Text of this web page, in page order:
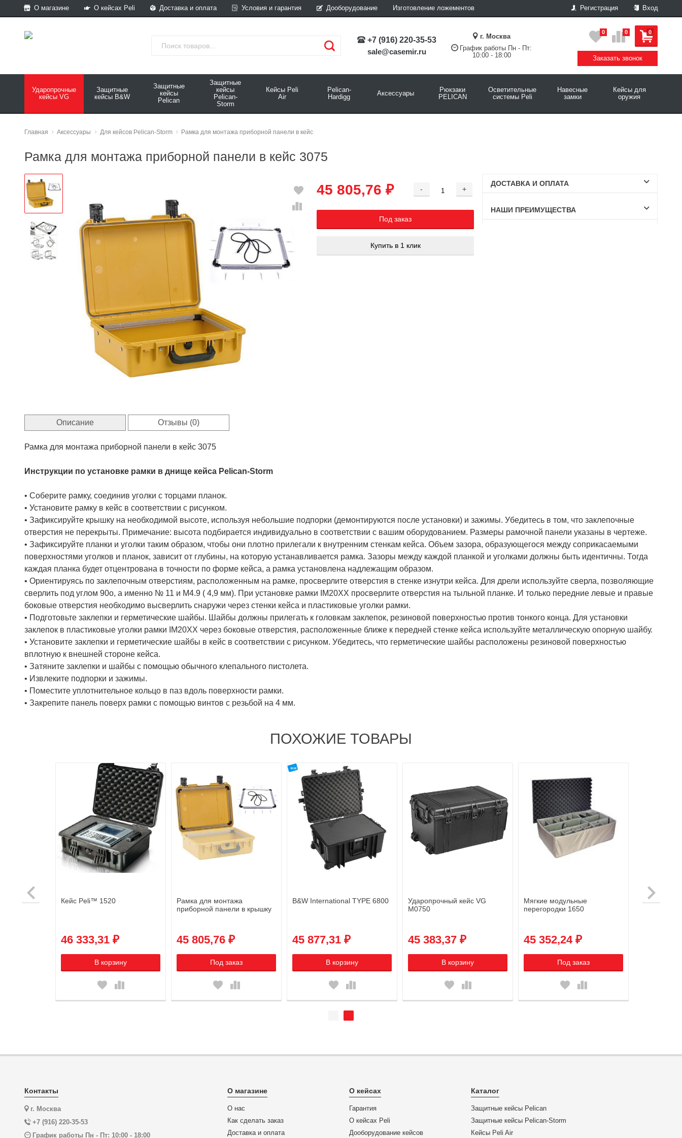
О магазине О кейсах Peli Доставка и оплата Условия и гарантия Дооборудование Изготовление ложементов Регистрация Вход
+7 (916) 220-35-53
sale@casemir.ru
г. Москва
График работы Пн - Пт:
10:00 - 18:00
0
0 0
Заказать звонок
Ударопрочные
кейсы VG
Защитные
кейсы B&W
Защитные
кейсы
Pelican
Защитные
кейсы
Pelican-
Storm
Кейсы Peli
Air
Pelican-
Hardigg
Аксессуары
Рюкзаки
PELICAN
Осветительные
системы Peli
Навесные
замки
Кейсы для
оружия
Главная Аксессуары Для кейсов Pelican-Storm Рамка для монтажа приборной панели в кейс
Рамка для монтажа приборной панели в кейс 3075
45 805,76 ₽ -
+
Под заказ
Купить в 1 клик
ДОСТАВКА И ОПЛАТА
НАШИ ПРЕИМУЩЕСТВА
Описание Отзывы (0)
Рамка для монтажа приборной панели в кейс 3075
Инструкции по установке рамки в днище кейса Pelican-Storm
• Соберите рамку, соединив уголки с торцами планок.
• Установите рамку в кейс в соответствии с рисунком.
• Зафиксируйте крышку на необходимой высоте, используя небольшие подпорки (демонтируются после установки) и зажимы. Убедитесь в том, что заклепочные
отверстия не перекрыты. Примечание: высота подбирается индивидуально в соответствии с вашим оборудованием. Размеры рамочной панели указаны в чертеже.
• Зафиксируйте планки и уголки таким образом, чтобы они плотно прилегали к внутренним стенкам кейса. Объем зазора, образующегося между соприкасаемыми
поверхностями уголков и планок, зависит от глубины, на которую устанавливается рамка. Зазоры между каждой планкой и уголками должны быть идентичны. Тогда
каждая планка будет отцентрована в точности по форме кейса, а рамка установлена надлежащим образом.
• Ориентируясь по заклепочным отверстиям, расположенным на рамке, просверлите отверстия в стенке изнутри кейса. Для дрели используйте сверла, позволяющие
сверлить под углом 90о, а именно № 11 и M4.9 ( 4,9 мм). При установке рамки IM20XX просверлите отверстия на тыльной планке. И только передние левые и правые
боковые отверстия необходимо высверлить снаружи через стенки кейса и пластиковые уголки рамки.
• Подготовьте заклепки и герметические шайбы. Шайбы должны прилегать к головкам заклепок, резиновой поверхностью против тонкого конца. Для установки
заклепок в пластиковые уголки рамки IM20XX через боковые отверстия, расположенные ближе к передней стенке кейса используйте металлическую опорную шайбу.
• Установите заклепки и герметические шайбы в кейс в соответствии с рисунком. Убедитесь, что герметические шайбы расположены резиновой поверхностью
вплотную к внешней стороне кейса.
• Затяните заклепки и шайбы с помощью обычного клепального пистолета.
• Извлеките подпорки и зажимы.
• Поместите уплотнительное кольцо в паз вдоль поверхности рамки.
• Закрепите панель поверх рамки с помощью винтов с резьбой на 4 мм.
ПОХОЖИЕ ТОВАРЫ
Кейс Peli™ 1520
46 333,31 ₽
В корзину
Рамка для монтажа
приборной панели в крышку
45 805,76 ₽
Под заказ
B&W International TYPE 6800
45 877,31 ₽
В корзину
Ударопрочный кейс VG
M0750
45 383,37 ₽
В корзину
Мягкие модульные
перегородки 1650
45 352,24 ₽
Под заказ
Контакты
г. Москва
+7 (916) 220-35-53
График работы Пн - Пт: 10:00 - 18:00
О магазине
О нас
Как сделать заказ
Доставка и оплата
О кейсах
Гарантия
О кейсах Peli
Дооборудование кейсов
Каталог
Защитные кейсы Pelican
Защитные кейсы Pelican-Storm
Кейсы Peli Air